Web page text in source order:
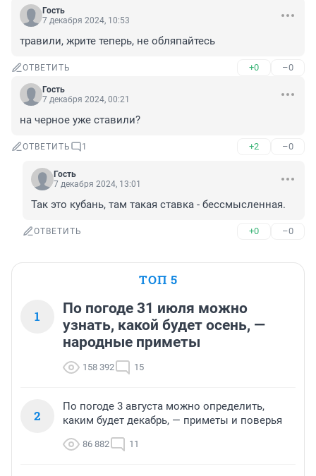
Гость
7 декабря 2024, 10:53
травили, жрите теперь, не обляпайтесь
ОТВЕТИТЬ +0 –0
Гость
7 декабря 2024, 00:21
на черное уже ставили?
ОТВЕТИТЬ 1 +2 –0
Гость
7 декабря 2024, 13:01
Так это кубань, там такая ставка - бессмысленная.
ОТВЕТИТЬ +0 –0
ТОП 5
1
По погоде 31 июля можно
узнать, какой будет осень, —
народные приметы
158 392 15
2
По погоде 3 августа можно определить,
каким будет декабрь, — приметы и поверья
86 882 11